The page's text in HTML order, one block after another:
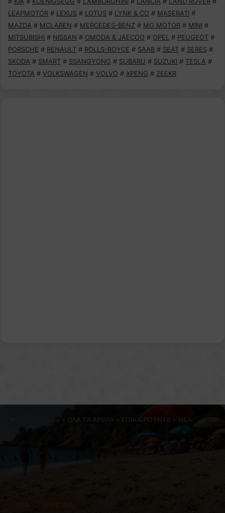
LEAPMOTOR # LEXUS # LOTUS # LYNK & CO # MASERATI #
MAZDA # MCLAREN # MERCEDES-BENZ # MG MOTOR # MINI #
MITSUBISHI # NISSAN # OMODA & JAECOO # OPEL # PEUGEOT #
PORSCHE # RENAULT # ROLLS-ROYCE # SAAB # SEAT # SERES #
SKODA # SMART # SSANGYONG # SUBARU # SUZUKI # TESLA #
TOYOTA # VOLKSWAGEN # VOLVO # XPENG # ZEEKR